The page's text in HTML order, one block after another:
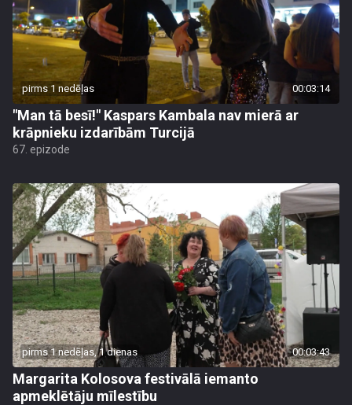
pirms 1 nedēļas 00:03:14
"Man tā besī!" Kaspars Kambala nav mierā ar
krāpnieku izdarībām Turcijā
67. epizode
pirms 1 nedēļas, 1 dienas 00:03:43
Margarita Kolosova festivālā iemanto
apmeklētāju mīlestību